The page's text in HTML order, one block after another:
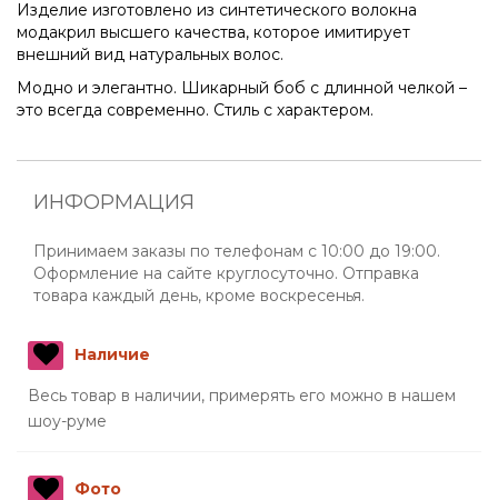
Изделие изготовлено из синтетического волокна
модакрил высшего качества, которое имитирует
внешний вид натуральных волос.
Модно и элегантно. Шикарный боб с длинной челкой –
это всегда современно. Стиль с характером.
ИНФОРМАЦИЯ
Принимаем заказы по телефонам с 10:00 до 19:00.
Оформление на сайте круглосуточно. Отправка
товара каждый день, кроме воскресенья.
Наличие
Весь товар в наличии, примерять его можно в нашем
шоу-руме
Фото